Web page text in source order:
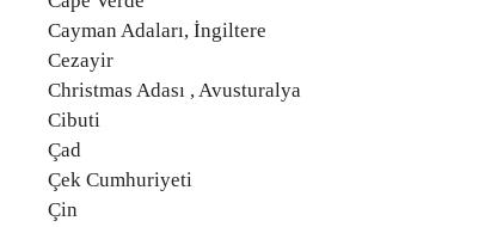
Cayman Adaları, İngiltere
Cezayir
Christmas Adası , Avusturalya
Cibuti
Çad
Çek Cumhuriyeti
Çin